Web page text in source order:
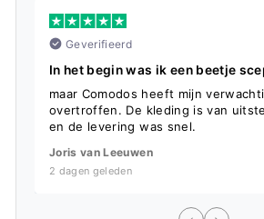
Geverifieerd
In het begin was ik een beetje
maar Comodos heeft mijn
overtroffen. De kleding is van
en de levering was snel.
Joris van Leeuwen
2 dagen geleden